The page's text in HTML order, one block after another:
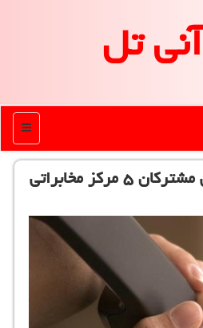
آنی تل
منو
اختلال در ارتباط تلفنی مشتركان ۵ مركز مخابراتی